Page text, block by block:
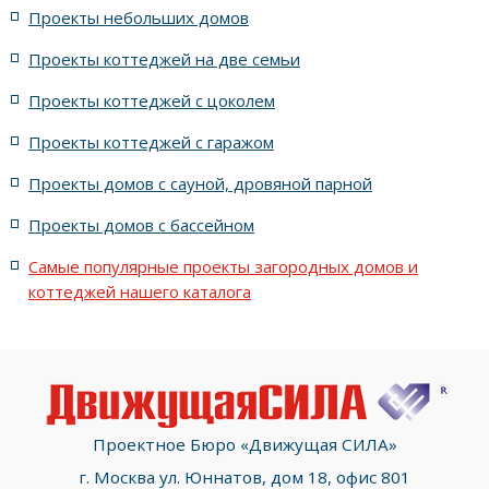
жилых в современном стиле с террасой
с террасой и 6 комнатами
Проекты небольших домов
Проекты коттеджей на две семьи
Проекты коттеджей с цоколем
Проекты коттеджей с гаражом
Проекты домов с сауной, дровяной парной
Проекты домов с бассейном
Самые популярные проекты загородных домов и
коттеджей нашего каталога
Проектное Бюро «Движущая СИЛА»
г. Москва ул. Юннатов, дом 18, офис 801